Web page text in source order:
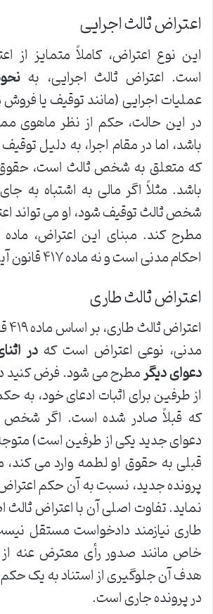
اعتراض ثالث اجرایی
این نوع اعتراض، کاملاً متمایز از
است. اعتراض ثالث اجرایی، به
عملیات اجرایی (مانند توقیف یا فروش
در این حالت، حکم از نظر
باشد، اما در مقام اجرا، به دلیل
که متعلق به شخص ثالث است،
باشد. مثلاً اگر مالی به اشتباه به
شخص ثالث توقیف شود، او می تواند
احکام مدنی است و نه ماده ۴۱۷ قانون آیین دادرسی مدنی.
اعتراض ثالث طاری
مدنی، نوعی اعتراض است کهدر
دعوای دیگرمطرح می شود. فرض کنید
از طرفین برای اثبات ادعای خود، به
که قبلاً صادر شده است. اگر شخص
دعوای جدید یکی از طرفین است)
قبلی به حقوق او لطمه وارد می کند،
پرونده جدید، نسبت به آن حکم
نماید. تفاوت اصلی آن با اعتراض
طاری نیازمند دادخواست مستقل
خاص مانند صدور رأی معترض عنه از
هدف آن جلوگیری از استناد به یک
در پرونده جاری است.